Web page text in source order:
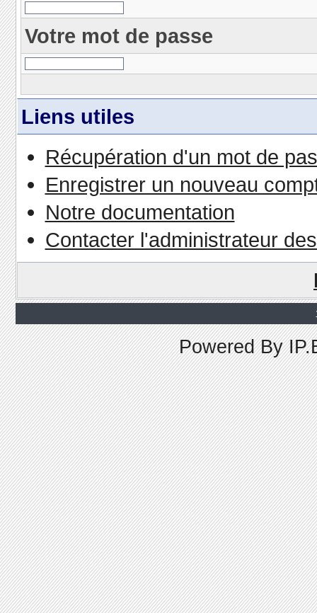
Votre mot de passe
Liens utiles
Récupération d'un mot de
Enregistrer un nouveau
Notre documentation
Contacter l'administrateur
Powered By